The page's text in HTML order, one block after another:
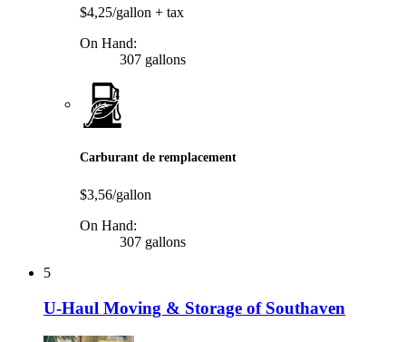
$4,25/gallon + tax
On Hand:
307 gallons
Carburant de remplacement
$3,56/gallon
On Hand:
307 gallons
5
U-Haul Moving & Storage of Southaven